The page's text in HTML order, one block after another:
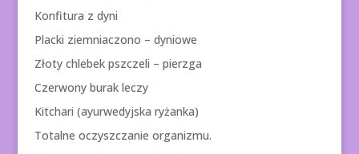
Konfitura z dyni
Placki ziemniaczono – dyniowe
Złoty chlebek pszczeli – pierzga
Czerwony burak leczy
Kitchari (ayurwedyjska ryżanka)
Totalne oczyszczanie organizmu.